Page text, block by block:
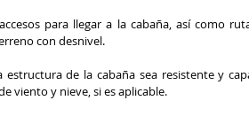
para llegar a la cabaña, así como
con desnivel.
de la cabaña sea resistente y
viento y nieve, si es aplicable.